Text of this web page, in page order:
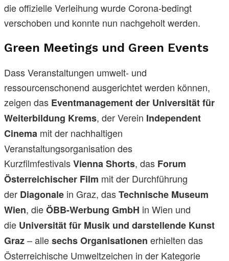
die offizielle Verleihung wurde Corona-bedingt
verschoben und konnte nun nachgeholt werden.
Green Meetings und Green Events
Dass Veranstaltungen umwelt- und
ressourcenschonend ausgerichtet werden können,
zeigen das Eventmanagement der Universität für
Weiterbildung Krems, der Verein Independent
Cinema mit der nachhaltigen
Veranstaltungsorganisation des
KurzfilmfestivalsVienna Shorts, das Forum
Österreichischer Film mit der Durchführung
der Diagonale in Graz, dasTechnische Museum
Wien, dieÖBB-Werbung GmbH in Wien und
die Universität für Musik und darstellende Kunst
Graz– allesechs Organisationen erhielten das
Österreichische Umweltzeichen in der Kategorie